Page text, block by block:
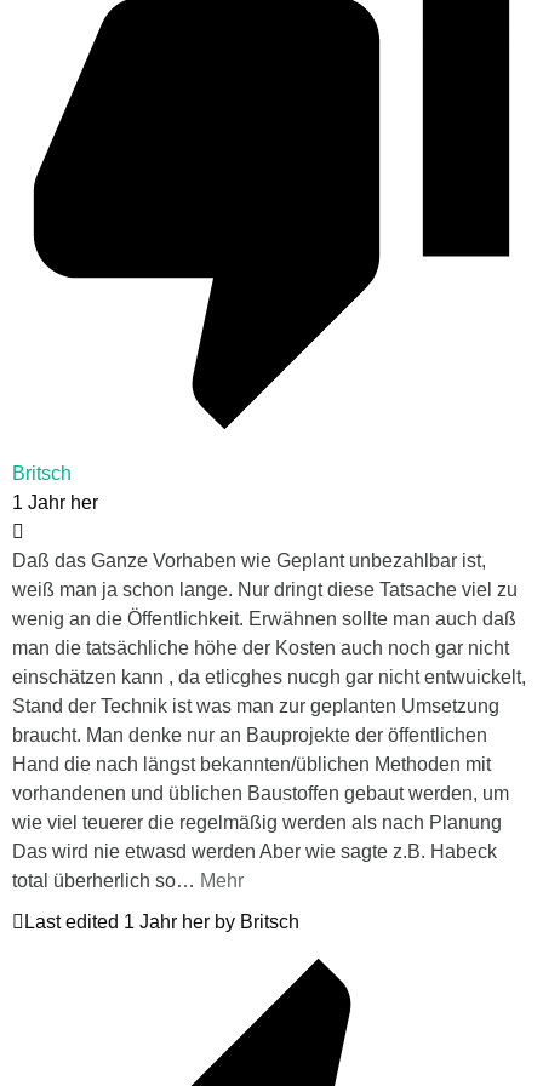
Britsch
1 Jahr her
Daß das Ganze Vorhaben wie Geplant unbezahlbar ist,
weiß man ja schon lange. Nur dringt diese Tatsache viel zu
wenig an die Öffentlichkeit. Erwähnen sollte man auch daß
man die tatsächliche höhe der Kosten auch noch gar nicht
einschätzen kann , da etlicghes nucgh gar nicht entwuickelt,
Stand der Technik ist was man zur geplanten Umsetzung
braucht. Man denke nur an Bauprojekte der öffentlichen
Hand die nach längst bekannten/üblichen Methoden mit
vorhandenen und üblichen Baustoffen gebaut werden, um
wie viel teuerer die regelmäßig werden als nach Planung
Das wird nie etwasd werden Aber wie sagte z.B. Habeck
total überherlich so… Mehr
Last edited 1 Jahr her by Britsch